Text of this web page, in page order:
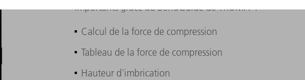
importants grâce au BendGuide de TRUMPF :
Calcul de la force de compression
Tableau de la force de compression
Hauteur d'imbrication